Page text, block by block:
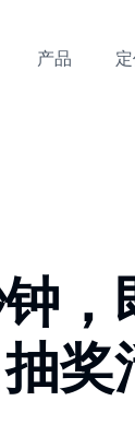
产品
，
奖